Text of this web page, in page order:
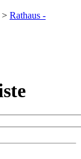
> Rathaus -